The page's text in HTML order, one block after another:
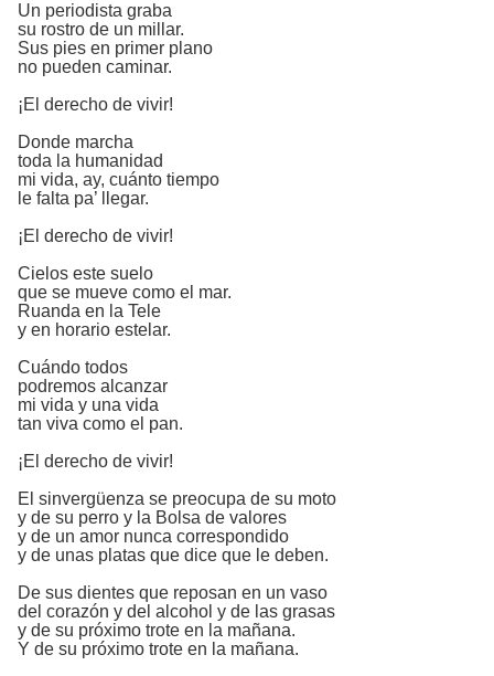
Un periodista graba
su rostro de un millar.
Sus pies en primer plano
no pueden caminar.
¡El derecho de vivir!
Donde marcha
toda la humanidad
mi vida, ay, cuánto tiempo
le falta pa’ llegar.
¡El derecho de vivir!
Cielos este suelo
que se mueve como el mar.
Ruanda en la Tele
y en horario estelar.
Cuándo todos
podremos alcanzar
mi vida y una vida
tan viva como el pan.
¡El derecho de vivir!
El sinvergüenza se preocupa de su moto
y de su perro y la Bolsa de valores
y de un amor nunca correspondido
y de unas platas que dice que le deben.
De sus dientes que reposan en un vaso
del corazón y del alcohol y de las grasas
y de su próximo trote en la mañana.
Y de su próximo trote en la mañana.